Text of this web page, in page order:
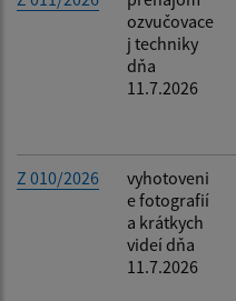
ozvučovace
j techniky
dňa
11.7.2026
Z 010/2026
vyhotoveni
e fotografií
a krátkych
videí dňa
11.7.2026